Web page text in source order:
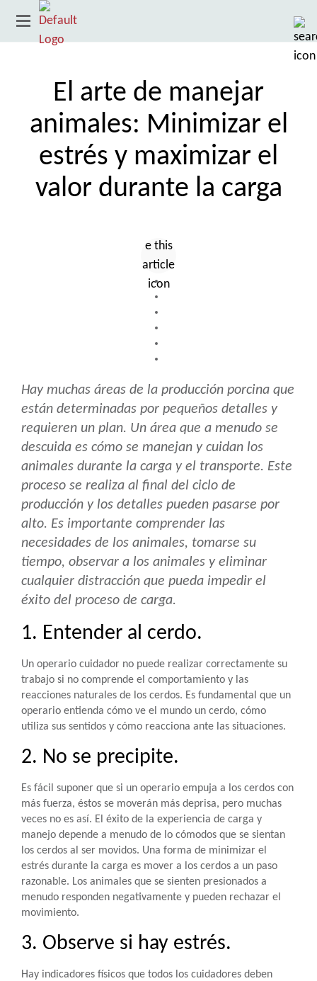
El arte de manejar
animales: Minimizar el
estrés y maximizar el
valor durante la carga
Hay muchas áreas de la producción porcina que
están determinadas por pequeños detalles y
requieren un plan. Un área que a menudo se
descuida es cómo se manejan y cuidan los
animales durante la carga y el transporte. Este
proceso se realiza al final del ciclo de
producción y los detalles pueden pasarse por
alto. Es importante comprender las
necesidades de los animales, tomarse su
tiempo, observar a los animales y eliminar
cualquier distracción que pueda impedir el
éxito del proceso de carga.
1. Entender al cerdo.
Un operario cuidador no puede realizar correctamente su
trabajo si no comprende el comportamiento y las
reacciones naturales de los cerdos. Es fundamental que un
operario entienda cómo ve el mundo un cerdo, cómo
utiliza sus sentidos y cómo reacciona ante las situaciones.
2. No se precipite.
Es fácil suponer que si un operario empuja a los cerdos con
más fuerza, éstos se moverán más deprisa, pero muchas
veces no es así. El éxito de la experiencia de carga y
manejo depende a menudo de lo cómodos que se sientan
los cerdos al ser movidos. Una forma de minimizar el
estrés durante la carga es mover a los cerdos a un paso
razonable. Los animales que se sienten presionados a
menudo responden negativamente y pueden rechazar el
movimiento.
3. Observe si hay estrés.
Hay indicadores físicos que todos los cuidadores deben